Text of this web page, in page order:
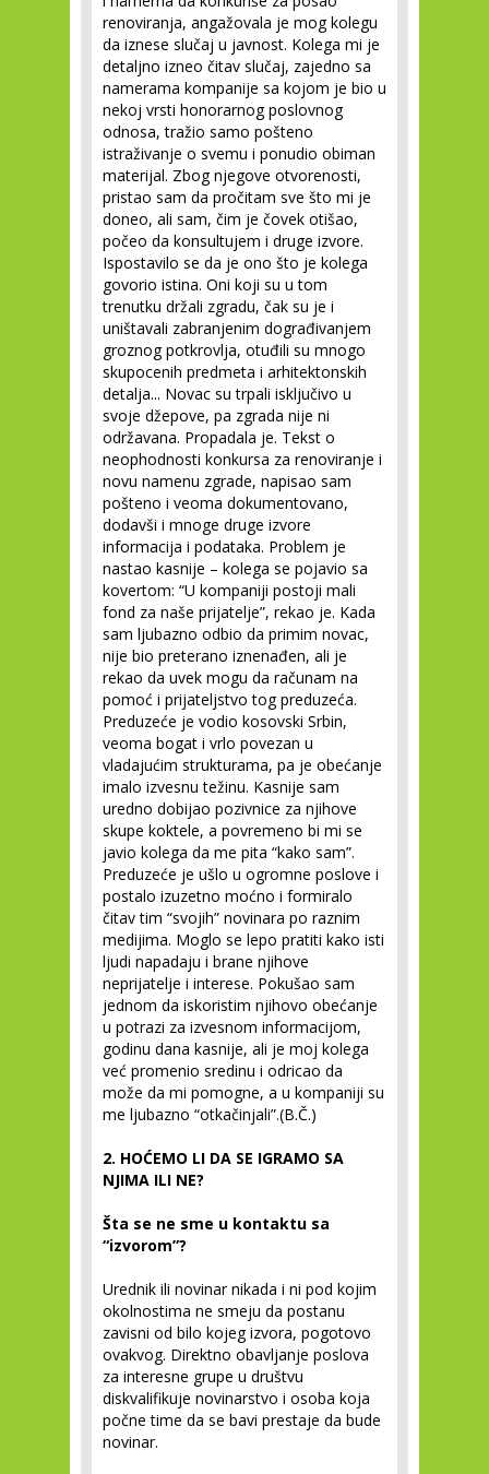
renoviranja, angažovala je mog kolegu
da iznese slučaj u javnost. Kolega mi je
detaljno izneo čitav slučaj, zajedno sa
namerama kompanije sa kojom je bio u
nekoj vrsti honorarnog poslovnog
odnosa, tražio samo pošteno
istraživanje o svemu i ponudio obiman
materijal. Zbog njegove otvorenosti,
pristao sam da pročitam sve što mi je
doneo, ali sam, čim je čovek otišao,
počeo da konsultujem i druge izvore.
Ispostavilo se da je ono što je kolega
govorio istina. Oni koji su u tom
trenutku držali zgradu, čak su je i
uništavali zabranjenim dograđivanjem
groznog potkrovlja, otuđili su mnogo
skupocenih predmeta i arhitektonskih
detalja... Novac su trpali isključivo u
svoje džepove, pa zgrada nije ni
održavana. Propadala je. Tekst o
neophodnosti konkursa za renoviranje i
novu namenu zgrade, napisao sam
pošteno i veoma dokumentovano,
dodavši i mnoge druge izvore
informacija i podataka. Problem je
nastao kasnije – kolega se pojavio sa
kovertom: “U kompaniji postoji mali
fond za naše prijatelje”, rekao je. Kada
sam ljubazno odbio da primim novac,
nije bio preterano iznenađen, ali je
rekao da uvek mogu da računam na
pomoć i prijateljstvo tog preduzeća.
Preduzeće je vodio kosovski Srbin,
veoma bogat i vrlo povezan u
vladajućim strukturama, pa je obećanje
imalo izvesnu težinu. Kasnije sam
uredno dobijao pozivnice za njihove
skupe koktele, a povremeno bi mi se
javio kolega da me pita “kako sam”.
Preduzeće je ušlo u ogromne poslove i
postalo izuzetno moćno i formiralo
čitav tim “svojih” novinara po raznim
medijima. Moglo se lepo pratiti kako isti
ljudi napadaju i brane njihove
neprijatelje i interese. Pokušao sam
jednom da iskoristim njihovo obećanje
u potrazi za izvesnom informacijom,
godinu dana kasnije, ali je moj kolega
već promenio sredinu i odricao da
može da mi pomogne, a u kompaniji su
me ljubazno “otkačinjali”.(B.Č.)
2. HOĆEMO LI DA SE IGRAMO SA
NJIMA ILI NE?
Šta se ne sme u kontaktu sa
“izvorom”?
Urednik ili novinar nikada i ni pod kojim
okolnostima ne smeju da postanu
zavisni od bilo kojeg izvora, pogotovo
ovakvog. Direktno obavljanje poslova
za interesne grupe u društvu
diskvalifikuje novinarstvo i osoba koja
počne time da se bavi prestaje da bude
novinar.